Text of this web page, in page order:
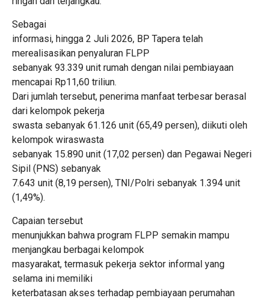
Sebagai
informasi, hingga 2 Juli 2026, BP Tapera telah
merealisasikan penyaluran FLPP
sebanyak 93.339 unit rumah dengan nilai pembiayaan
mencapai Rp11,60 triliun.
Dari jumlah tersebut, penerima manfaat terbesar berasal
dari kelompok pekerja
swasta sebanyak 61.126 unit (65,49 persen), diikuti oleh
kelompok wiraswasta
sebanyak 15.890 unit (17,02 persen) dan Pegawai Negeri
Sipil (PNS) sebanyak
7.643 unit (8,19 persen), TNI/Polri sebanyak 1.394 unit
(1,49%).
Capaian tersebut
menunjukkan bahwa program FLPP semakin mampu
menjangkau berbagai kelompok
masyarakat, termasuk pekerja sektor informal yang
selama ini memiliki
keterbatasan akses terhadap pembiayaan perumahan